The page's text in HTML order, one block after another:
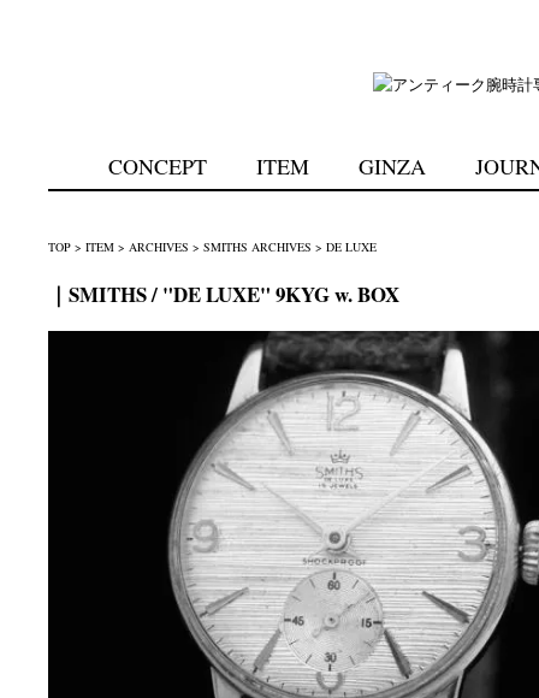
CONCEPT ITEM GINZA
TOP > ITEM > ARCHIVES > SMITHS ARCHIVES > DE LUXE
｜SMITHS / "DE LUXE" 9KYG w. BOX